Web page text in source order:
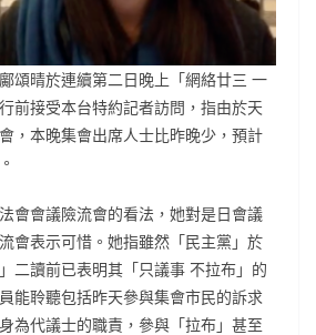
頌晴於連續第二日晚上「網絡廿三 一
前接受本台特約記者訪問，指由於天
，本晚集會出席人士比昨晚少，預計
會會議險流會的看法，她對是日會議
會表示可惜。她指雖然「民主黨」於
二讀前已表明其「只議事 不拉布」的
能聆聽包括昨天參與集會市民的訴求
為代議士的職責，參與「拉布」甚至